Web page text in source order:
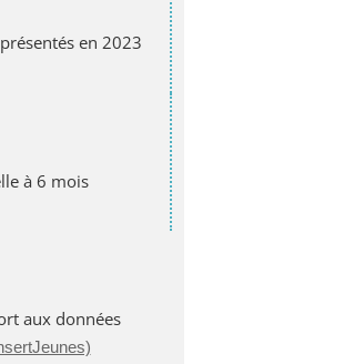
en 2023
à 6 mois
aux données